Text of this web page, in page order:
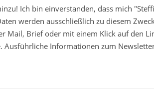
Ich bin einverstanden, dass mich
werden ausschließlich zu diesem
Mail, Brief oder mit einem Klick auf den
Ausführliche Informationen zum